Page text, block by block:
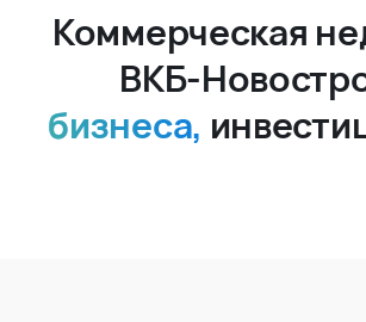
Коммерческая
ВКБ-
бизнеса,